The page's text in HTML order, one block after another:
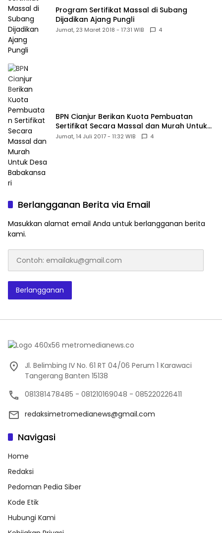
Program Sertifikat Massal di Subang
Dijadikan Ajang Pungli
Jumat, 23 Maret 2018 - 17:31 WIB 4
BPN Cianjur Berikan Kuota Pembuatan
Sertifikat Secara Massal dan Murah Untuk
Desa Babakansari
Jumat, 14 Juli 2017 - 11:32 WIB 4
Berlangganan Berita via Email
Masukkan alamat email Anda untuk berlangganan berita
kami.
emailaku@gmail.com
Berlangganan
Jl. Belimbing IV No. 61 RT 04/06 Perum 1 Karawaci
Tangerang Banten 15138
081381478485 - 081210169048 - 085220226411
redaksimetromedianews@gmail.com
Navigasi
Home
Redaksi
Pedoman Pedia Siber
Kode Etik
Hubungi Kami